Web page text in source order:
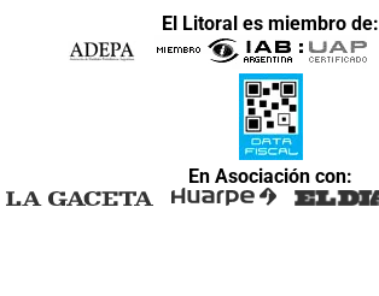
El Litoral es miembro de:
En Asociación con: